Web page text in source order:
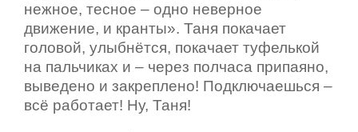
нежное, тесное – одно неверное
движение, и кранты». Таня покачает
головой, улыбнётся, покачает туфелькой
на пальчиках и – через полчаса припаяно,
выведено и закреплено! Подключаешься –
всё работает! Ну, Таня!